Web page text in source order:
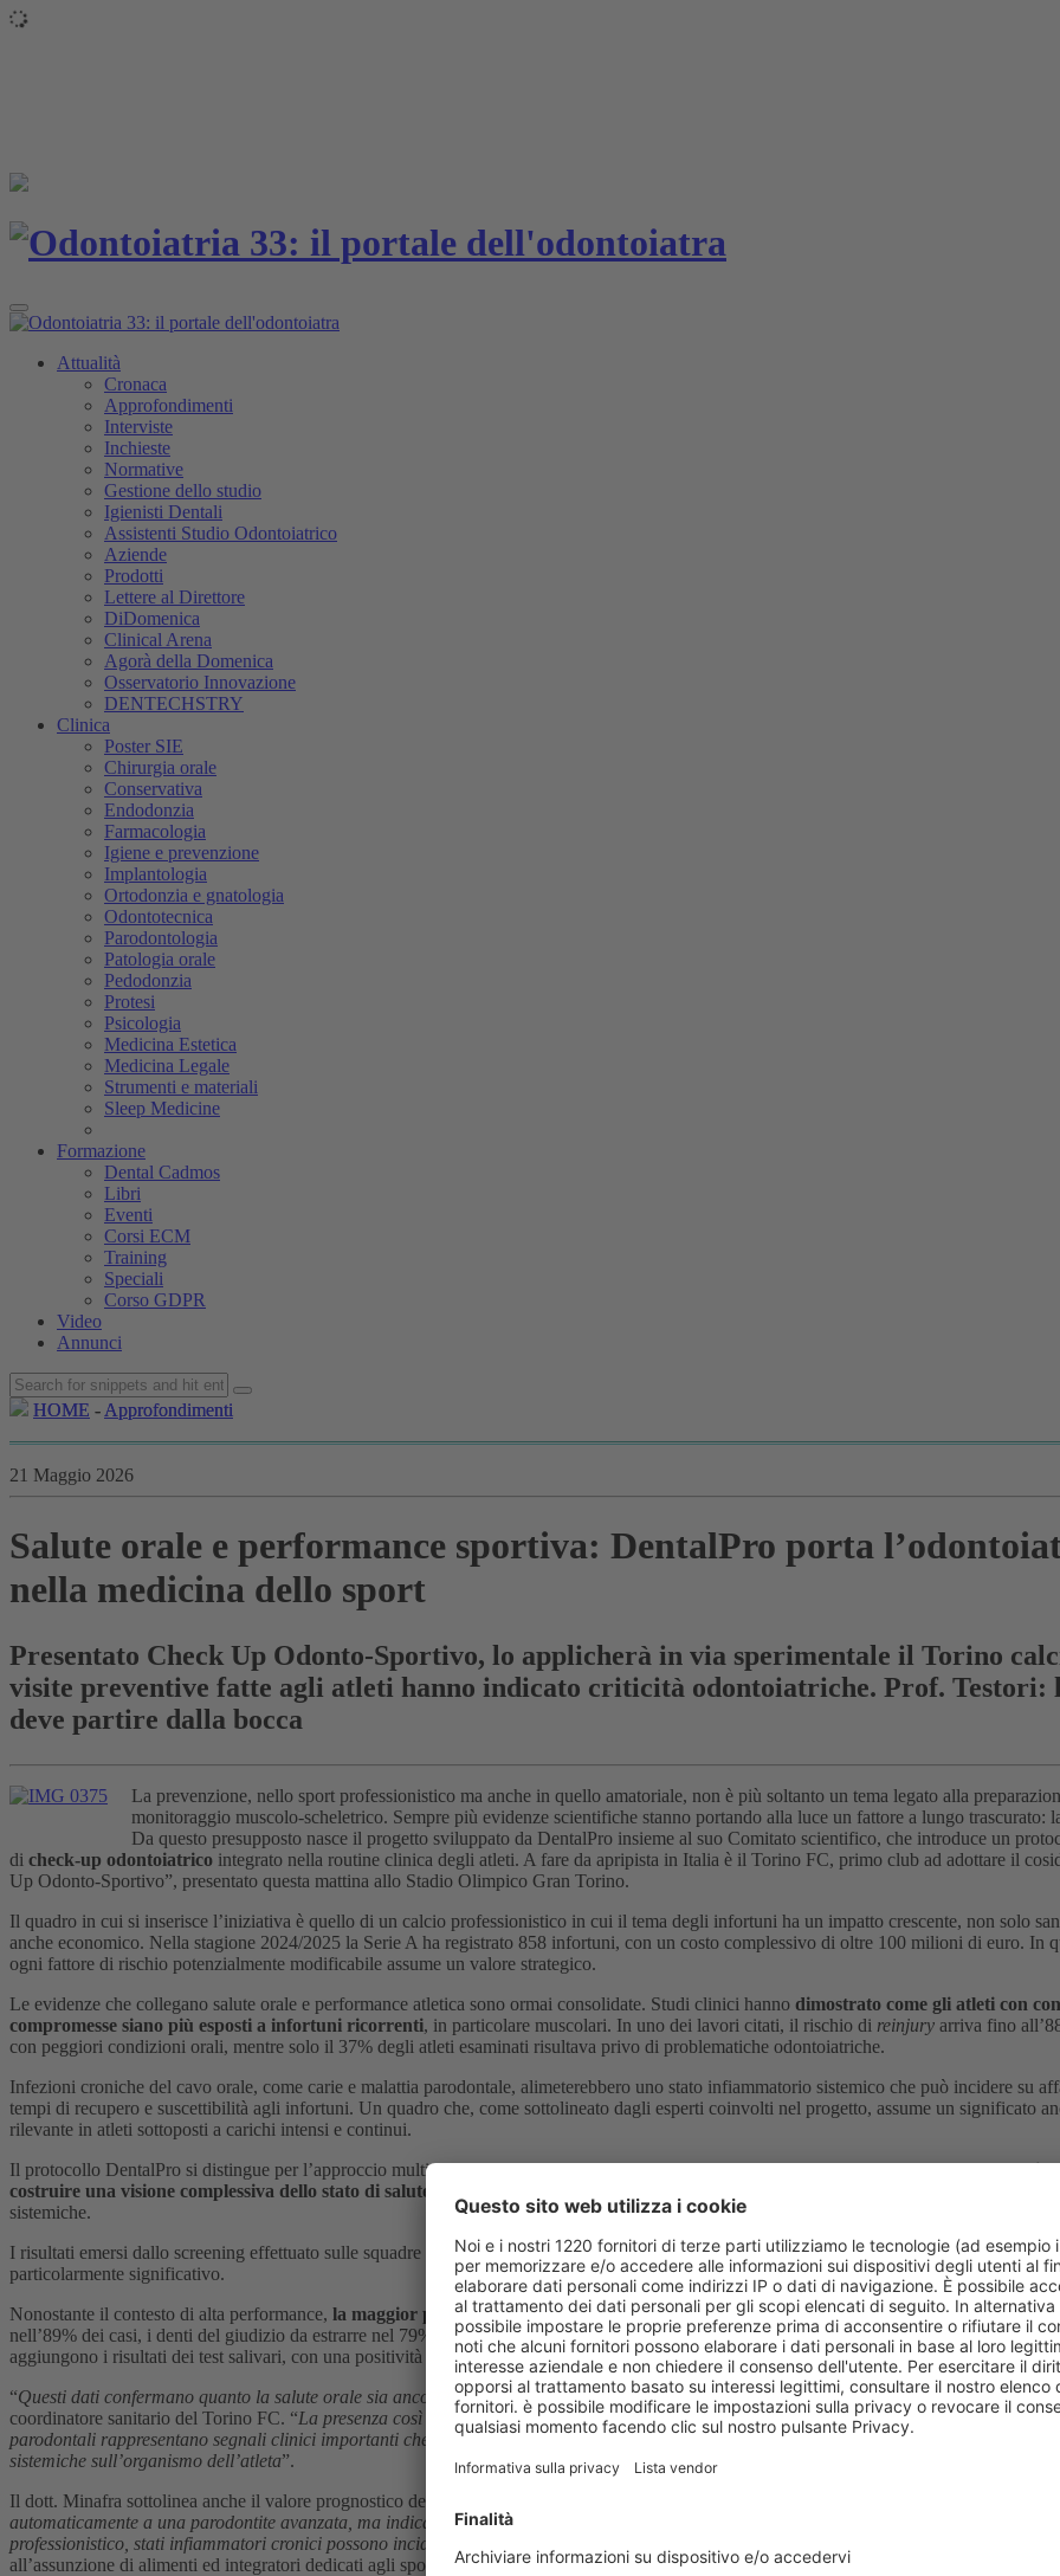
Toggle
navigation
Attualità
Cronaca
Approfondimenti
Interviste
Inchieste
Normative
Gestione dello studio
Igienisti Dentali
Assistenti Studio Odontoiatrico
Aziende
Prodotti
Lettere al Direttore
DiDomenica
Clinical Arena
Agorà della Domenica
Osservatorio Innovazione
DENTECHSTRY
Clinica
Poster SIE
Chirurgia orale
Conservativa
Endodonzia
Farmacologia
Igiene e prevenzione
Implantologia
Ortodonzia e gnatologia
Odontotecnica
Parodontologia
Patologia orale
Pedodonzia
Protesi
Psicologia
Medicina Estetica
Medicina Legale
Strumenti e materiali
Sleep Medicine
Formazione
Dental Cadmos
Libri
Eventi
Corsi ECM
Training
Speciali
Corso GDPR
Video
Annunci
HOME - Approfondimenti
HOME - Approfondimenti
21 Maggio 2026
Salute orale e performance sportiva: DentalPro porta
nella medicina dello sport
Presentato Check Up Odonto-Sportivo, lo applicherà in via sperimentale il Torino
visite preventive fatte agli atleti hanno indicato criticità odontoiatriche. Prof. Testori:
deve partire dalla bocca
La prevenzione, nello sport professionistico ma anche in quello amatoriale, non è più soltanto un tema legato alla
monitoraggio muscolo-scheletrico. Sempre più evidenze scientifiche stanno portando alla luce un fattore a lungo trascurato:
Da questo presupposto nasce il progetto sviluppato da DentalPro insieme al suo Comitato scientifico, che introduce un
di check-up odontoiatrico integrato nella routine clinica degli atleti. A fare da apripista in Italia è il Torino FC, primo club ad adottare il
Up Odonto-Sportivo”, presentato questa mattina allo Stadio Olimpico Gran Torino.
Il quadro in cui si inserisce l’iniziativa è quello di un calcio professionistico in cui il tema degli infortuni ha un impatto crescente, non solo
anche economico. Nella stagione 2024/2025 la Serie A ha registrato 858 infortuni, con un costo complessivo di oltre 100 milioni di euro. In
ogni fattore di rischio potenzialmente modificabile assume un valore strategico.
Le evidenze che collegano salute orale e performance atletica sono ormai consolidate. Studi clinici hanno dimostrato come gli atleti con
compromesse siano più esposti a infortuni ricorrenti, in particolare muscolari. In uno dei lavori citati, il rischio di reinjury arriva fino
con peggiori condizioni orali, mentre solo il 37% degli atleti esaminati risultava privo di problematiche odontoiatriche.
Infezioni croniche del cavo orale, come carie e malattia parodontale, alimeterebbero uno stato infiammatorio sistemico che può incidere su
tempi di recupero e suscettibilità agli infortuni. Un quadro che, come sottolineato dagli esperti coinvolti nel progetto, assume un significato
rilevante in atleti sottoposti a carichi intensi e continui.
Il protocollo DentalPro si distingue per l’approccio multidisciplinare, integrando valutazioni odontoiatriche, gnatologiche e posturali.
costruire una visione complessiva dello stato di salute dell’atleta
sistemiche.
I risultati emersi dallo screening effettuato sulle squadre del Torino FC – prima squadra e settore giovanile, maschile e femminile – offrono
particolarmente significativo.
Nonostante il contesto di alta performance, la maggior parte degli atleti presenta almeno una criticità clinica odontoiatrica . Il tartaro è
nell’89% dei casi, i denti del giudizio da estrarre nel 79%, carie nel 42%, sanguinamento gengivale nel 58% e malocclusioni nel 52%. A
aggiungono i risultati dei test salivari, con una positività ai patogeni parodontali nel 68% degli atleti.
“Questi dati confermano quanto la salute orale sia ancora oggi un aspetto sottovalutato anche nello sport ad alto livello”, osserva il dott.
coordinatore sanitario del Torino FC. “La presenza così diffusa di tartaro, carie, infiammazione gengivale e la positività ai patogeni
parodontali rappresentano segnali clinici importanti che non devono essere letti solo in relazione al cavo orale, ma anche per le possibili
sistemiche sull’organismo dell’atleta”.
Il dott. Minafra sottolinea anche il valore prognostico dei dati microbiologici: “
automaticamente a una parodontite avanzata, ma indica una predisposizione biologica allo sviluppo di infiammazioni gengivali. In un
professionistico, stati infiammatori cronici possono incidere sulla qualità del recupero muscolare e sulla performance
all’assunzione di alimenti ed integratori dedicati agli sportivi, molto ricchi di zuccheri, ricorda il coordinatore sanitario del Torino FC.